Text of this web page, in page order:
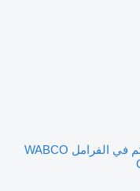
صمام التحكم في الفرامل WABCO